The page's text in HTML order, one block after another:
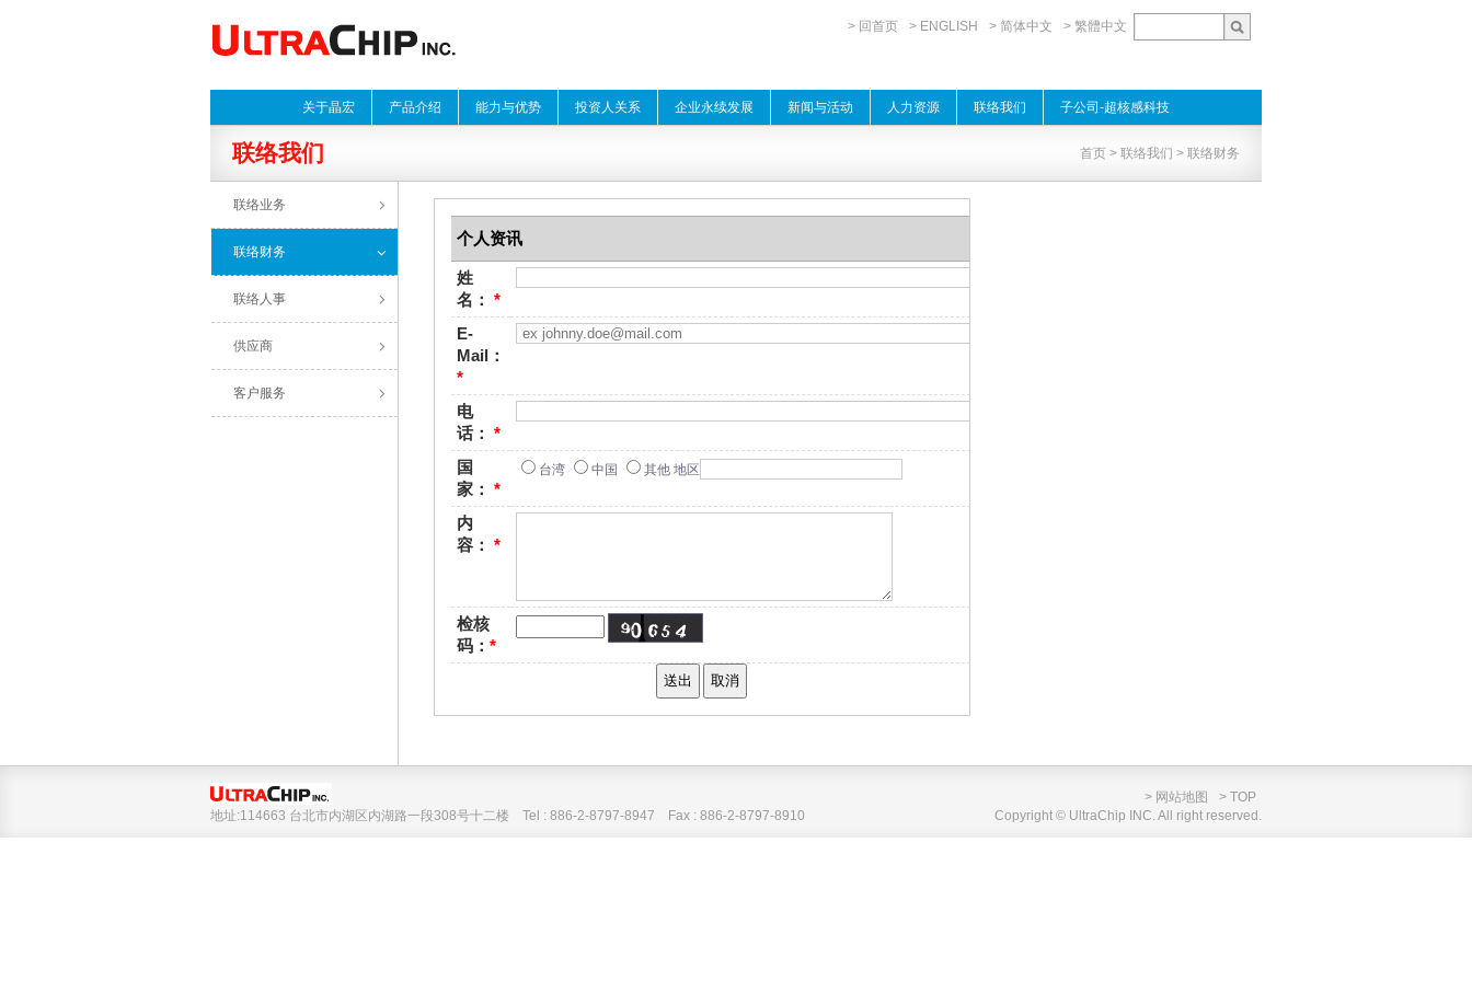
> 回首页 > ENGLISH > 简体中文 > 繁體中文
关于晶宏 产品介绍 能力与优势 投资人关系 企业永续发展 新闻与活动 人力资源 联络我们 子公司-超核感科技
联络我们 首页 > 联络我们 > 联络财务
联络业务
联络财务
联络人事
供应商
客户服务
个人资讯
姓
名 ： *
E-
Mail ：
*
电
话： *
国
家： *
台湾 中国 其他 地区
内
容： *
检核
码： *
地址:114663 台北市内湖区内湖路一段308号十二楼 Tel : 886-2-8797-8947 Fax : 886-2-8797-8910
> 网站地图
> TOP
Copyright © UltraChip INC. All right reserved.